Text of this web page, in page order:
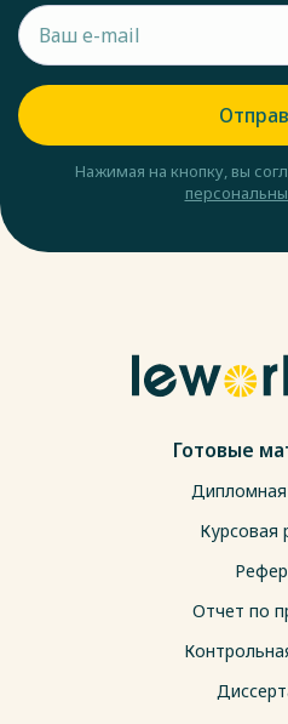
Нажимая на кнопку, вы
Готовые
Курсовая
Отчет по